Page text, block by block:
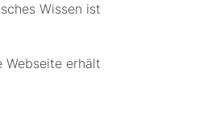
Wissen ist
Webseite erhält